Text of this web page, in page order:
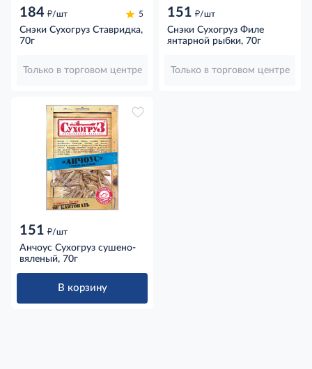
184 д/шт 5
Снэки Сухогруз Ставридка,
70г
Только в торговом центре
151 д/шт
Снэки Сухогруз Филе
янтарной рыбки, 70г
Только в торговом центре
151 д/шт
Анчоус Сухогруз сушено-
вяленый, 70г
В корзину